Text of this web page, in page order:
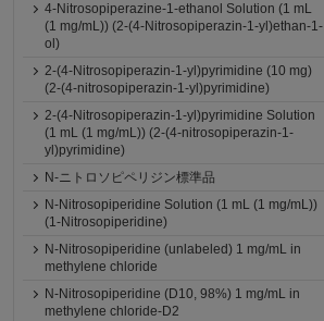
4-Nitrosopiperazine-1-ethanol Solution (1 mL
(1 mg/mL)) (2-(4-Nitrosopiperazin-1-yl)ethan-1-
ol)
2-(4-Nitrosopiperazin-1-yl)pyrimidine (10 mg)
(2-(4-nitrosopiperazin-1-yl)pyrimidine)
2-(4-Nitrosopiperazin-1-yl)pyrimidine Solution
(1 mL (1 mg/mL)) (2-(4-nitrosopiperazin-1-
yl)pyrimidine)
N-ニトロソピペリジン標準品
N-Nitrosopiperidine Solution (1 mL (1 mg/mL))
(1-Nitrosopiperidine)
N-Nitrosopiperidine (unlabeled) 1 mg/mL in
methylene chloride
N-Nitrosopiperidine (D10, 98%) 1 mg/mL in
methylene chloride-D2